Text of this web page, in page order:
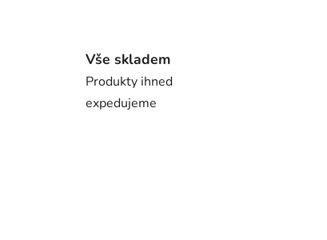
Vše skladem
Produkty ihned
expedujeme